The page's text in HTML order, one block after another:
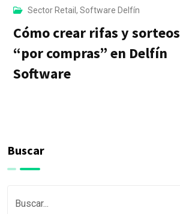
Sector Retail , Software Delfín
Cómo crear rifas y sorteos
“por compras” en Delfín
Software
Buscar